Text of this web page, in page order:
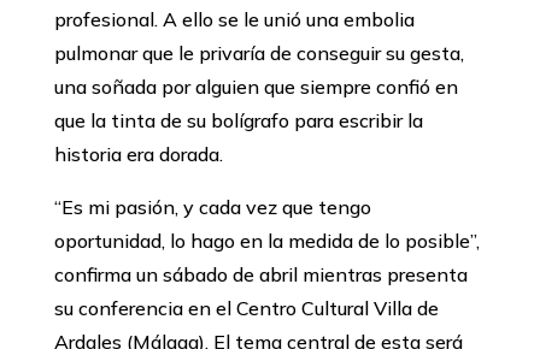
profesional. A ello se le unió una embolia
pulmonar que le privaría de conseguir su gesta,
una soñada por alguien que siempre confió en
que la tinta de su bolígrafo para escribir la
historia era dorada.
‘‘Es mi pasión, y cada vez que tengo
oportunidad, lo hago en la medida de lo posible’’,
confirma un sábado de abril mientras presenta
su conferencia en el Centro Cultural Villa de
Ardales (Málaga). El tema central de esta será